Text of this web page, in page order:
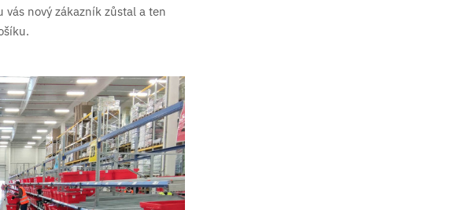
nový zákazník zůstal a ten